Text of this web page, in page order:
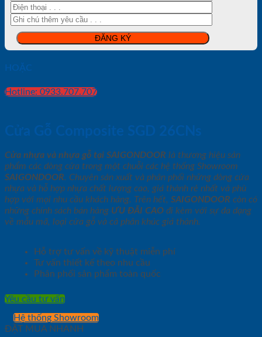
HOẶC
Hotline: 0933.707.707
Cửa Gỗ Composite SGD 26CNs
Cửa nhựa và nhựa gỗ tại SAIGONDOOR là thương hiệu sản
phẩm các dòng cửa trong một chuỗi các hệ thống Showroom
SAIGONDOOR. Chuyên sản xuất và phân phối những dòng cửa
nhựa và hỗ hợp nhựa chất lượng cao, giá thành rẻ nhất và phù
hợp với mọi nhu cầu khách hàng. Trên hết, SAIGONDOOR còn có
những chính sách bán hàng ƯU ĐÃI CAO đi kèm với sự đa dạng
về mẫu mã, loại cửa gỗ và cả phân khúc giá thành.
Hỗ trợ tư vấn về kỹ thuật miễn phí
Tư vấn thiết kế theo nhu cầu
Phân phối sản phẩm toàn quốc
Yêu cầu tư vấn
Hệ thống Showroom
ĐẶT MUA NHANH